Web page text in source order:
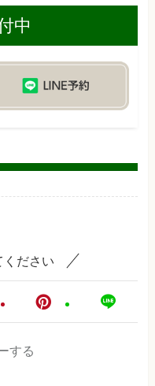
中
ください
する